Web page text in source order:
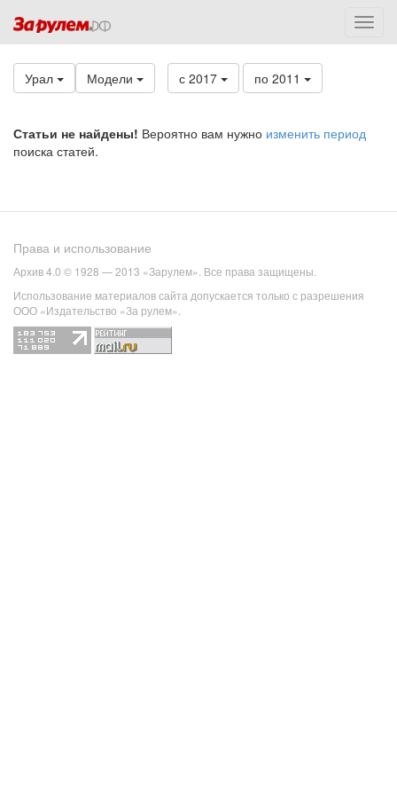
Урал Модели с 2017 по 2011
Статьи не найдены! Вероятно вам нужно изменить период
поиска статей.
Права и использование
Архив 4.0 © 1928 — 2013 «Зарулем». Все права защищены.
Использование материалов сайта допускается только с разрешения
ООО «Издательство «За рулем».